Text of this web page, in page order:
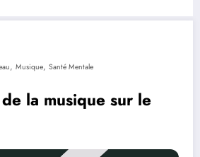
, Musique, Santé Mentale
la musique sur le